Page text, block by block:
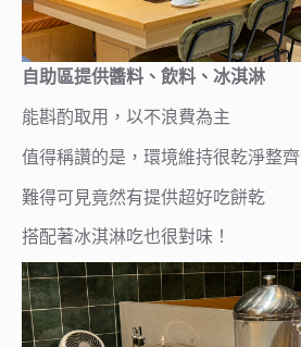
自助區提供醬料、飲料、冰淇淋
能斟酌取用，以不浪費為主
值得稱讚的是，環境維持很乾淨整齊
難得可見竟然有提供超好吃餅乾
搭配著冰淇淋吃也很對味！